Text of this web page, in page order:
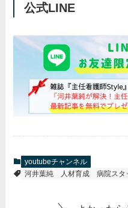
公式LINE
youtubeチャンネル
河井葉純
人材育成 病院スタ